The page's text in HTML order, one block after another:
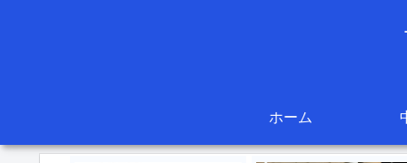
ホーム